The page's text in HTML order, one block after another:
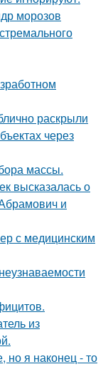
морозов
раскрыли
через
массы.
высказалась о
и
с медицинским
из
но я наконец - то